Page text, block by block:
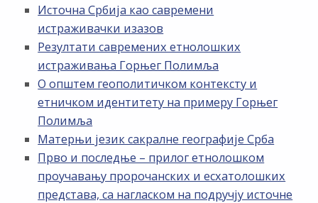
Источна Србија као савремени
истраживачки изазов
Резултати савремених етнолошких
истраживања Горњег Полимља
О општем геополитичком контексту и
етничком идентитету на примеру Горњег
Полимља
Матерњи језик сакралне географије Срба
Прво и последње – прилог етнолошком
проучавању пророчанских и есхатолошких
представа, са нагласком на подручју источне